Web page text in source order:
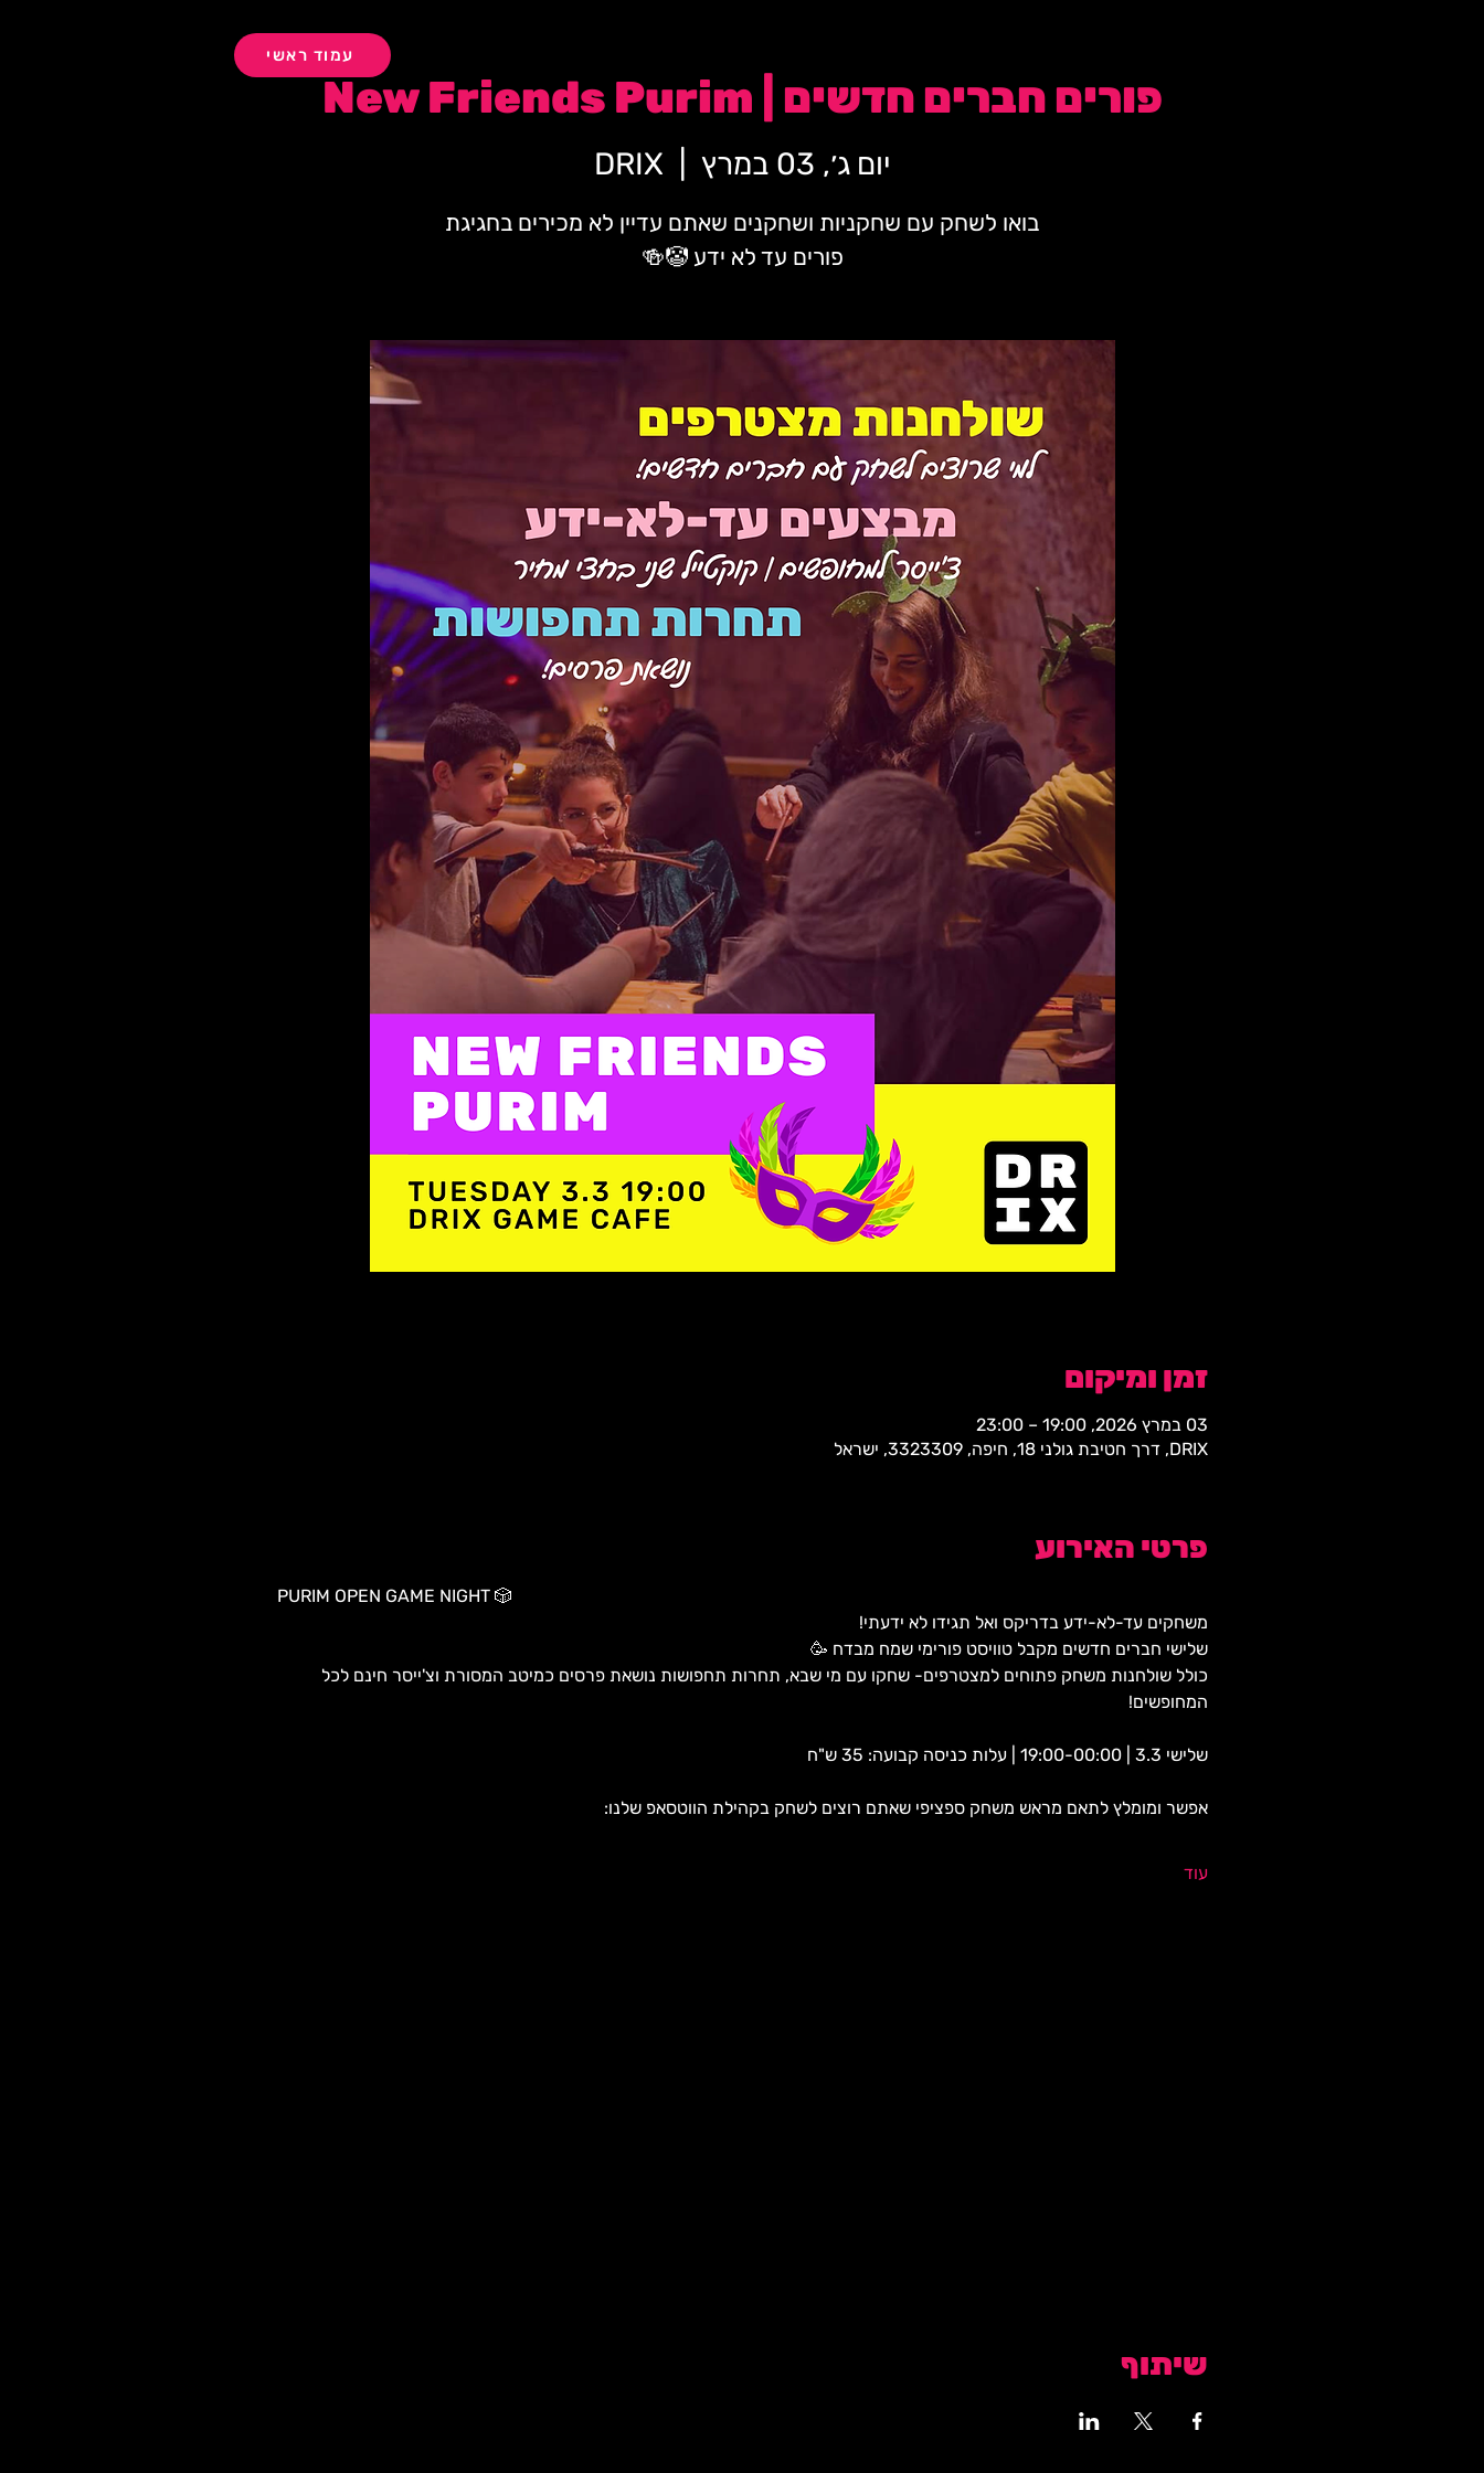
פורים חברים חדשים | New Friends Purim
יום ג׳, 03 במרץ
  |
DRIX
בואו לשחק עם שחקניות ושחקנים שאתם עדיין לא מכירים בחגיגת
פורים עד לא ידע 🤡🍻
זמן ומיקום
03 במרץ 2026, 19:00 – 23:00
DRIX, דרך חטיבת גולני 18, חיפה, 3323309, ישראל
פרטי האירוע
PURIM OPEN GAME NIGHT 🎲
משחקים עד-לא-ידע בדריקס ואל תגידו לא ידעתי!
שלישי חברים חדשים מקבל טוויסט פורימי שמח מבדח 🥳
כולל שולחנות משחק פתוחים למצטרפים- שחקו עם מי שבא, תחרות תחפושות נושאת פרסים כמיטב המסורת וצ'ייסר חינם לכל
המחופשים!
שלישי 3.3 | 19:00-00:00 | עלות כניסה קבועה: 35 ש"ח
אפשר ומומלץ לתאם מראש משחק ספציפי שאתם רוצים לשחק בקהילת הווטסאפ שלנו:
עוד
שיתוף
עמוד ראשי